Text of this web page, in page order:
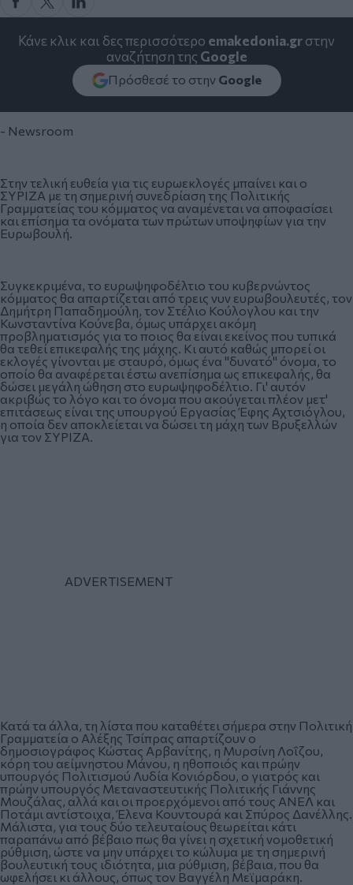
Κάνε κλικ και δες περισσότερο emakedonia.grστην
αναζήτηση της Google
Πρόσθεσέ το στην Google
- Newsroom
Στην τελική ευθεία για τις ευρωεκλογές μπαίνει και ο
ΣΥΡΙΖΑ με τη σημερινή συνεδρίαση της Πολιτικής
Γραμματείας του κόμματος να αναμένεται να αποφασίσει
και επίσημα τα ονόματα των πρώτων υποψηφίων για την
Ευρωβουλή.
Συγκεκριμένα, το ευρωψηφοδέλτιο του κυβερνώντος
κόμματος θα απαρτίζεται από τρεις νυν ευρωβουλευτές, τον
Δημήτρη Παπαδημούλη, τον Στέλιο Κούλογλου και την
Κωνσταντίνα Κούνεβα, όμως υπάρχει ακόμη
προβληματισμός για το ποιος θα είναι εκείνος που τυπικά
θα τεθεί επικεφαλής της μάχης. Κι αυτό καθώς μπορεί οι
εκλογές γίνονται με σταυρό, όμως ένα "δυνατό" όνομα, το
οποίο θα αναφέρεται έστω ανεπίσημα ως επικεφαλής, θα
δώσει μεγάλη ώθηση στο ευρωψηφοδέλτιο. Γι' αυτόν
ακριβώς το λόγο και το όνομα που ακούγεται πλέον μετ'
επιτάσεως είναι της υπουργού Εργασίας Έφης Αχτσιόγλου,
η οποία δεν αποκλείεται να δώσει τη μάχη των Βρυξελλών
για τον ΣΥΡΙΖΑ.
Κατά τα άλλα, τη λίστα που καταθέτει σήμερα στην Πολιτική
Γραμματεία ο Αλέξης Τσίπρας απαρτίζουν ο
δημοσιογράφος Κώστας Αρβανίτης, η Μυρσίνη Λοΐζου,
κόρη του αείμνηστου Μάνου, η ηθοποιός και πρώην
υπουργός Πολιτισμού Λυδία Κονιόρδου, ο γιατρός και
πρώην υπουργός Μεταναστευτικής Πολιτικής Γιάννης
Μουζάλας, αλλά και οι προερχόμενοι από τους ΑΝΕΛ και
Ποτάμι αντίστοιχα, Έλενα Κουντουρά και Σπύρος Δανέλλης.
Μάλιστα, για τους δύο τελευταίους θεωρείται κάτι
παραπάνω από βέβαιο πως θα γίνει η σχετική νομοθετική
ρύθμιση, ώστε να μην υπάρχει το κώλυμα με τη σημερινή
βουλευτική τους ιδιότητα, μια ρύθμιση, βέβαια, που θα
ωφελήσει κι άλλους, όπως τον Βαγγέλη Μεϊμαράκη.